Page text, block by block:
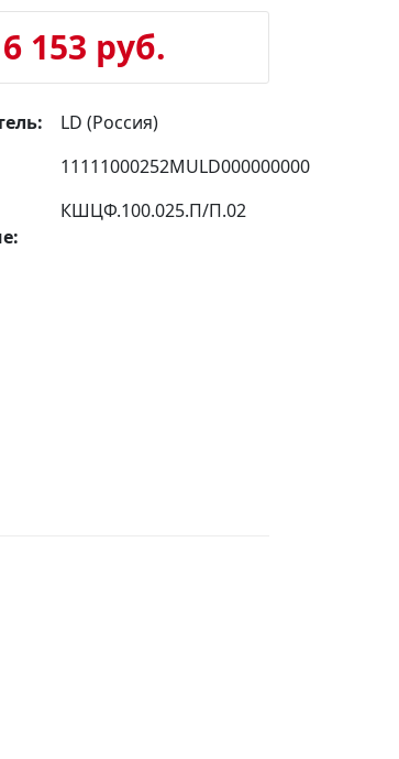
153 руб.
LD (Россия)
11111000252MULD000000000
КШЦФ.100.025.П/П.02